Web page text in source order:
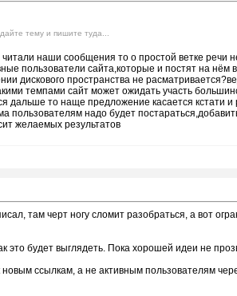
тему и пишите туда...
наши сообщения то о простой ветке речи
пользователи сайта,которые и постят на
дискового пространства не
темпами сайт может ожидать участь
дальше то наще предложение касается кстати
пользователям надо будет
желаемых результатов
там черт ногу сломит разобраться, а вот
это будет выглядеть. Пока хорошей идеи не
ссылкам, а не активным пользователям